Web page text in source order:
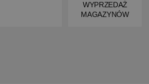
WYPRZEDAŻ
MAGAZYNÓW